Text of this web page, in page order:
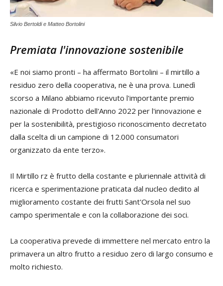
Silvio Bertoldi e Matteo Bortolini
Premiata l'innovazione sostenibile
«E noi siamo pronti – ha affermato Bortolini – il mirtillo a
residuo zero della cooperativa, ne è una prova. Lunedì
scorso a Milano abbiamo ricevuto l'importante premio
nazionale di Prodotto dell'Anno 2022 per l'innovazione e
per la sostenibilità, prestigioso riconoscimento decretato
dalla scelta di un campione di 12.000 consumatori
organizzato da ente terzo».
Il Mirtillo rz è frutto della costante e pluriennale attività di
ricerca e sperimentazione praticata dal nucleo dedito al
miglioramento costante dei frutti Sant'Orsola nel suo
campo sperimentale e con la collaborazione dei soci.
La cooperativa prevede di immettere nel mercato entro la
primavera un altro frutto a residuo zero di largo consumo e
molto richiesto.